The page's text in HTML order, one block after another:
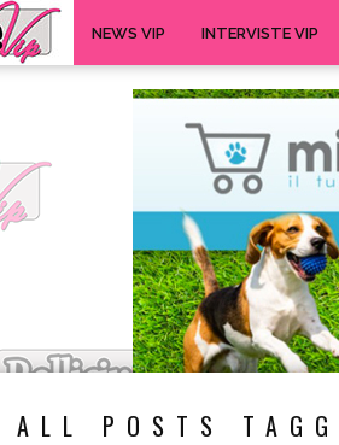
NEWS VIP INTERVISTE VIP
ALL POSTS